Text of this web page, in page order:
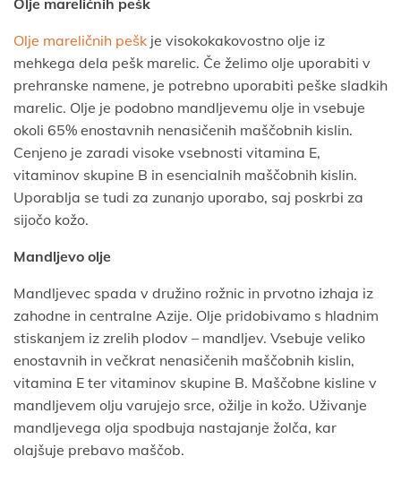
Olje mareličnih pešk
Olje mareličnih pešk je visokokakovostno olje iz
mehkega dela pešk marelic. Če želimo olje uporabiti v
prehranske namene, je potrebno uporabiti peške sladkih
marelic. Olje je podobno mandljevemu olje in vsebuje
okoli 65% enostavnih nenasičenih maščobnih kislin.
Cenjeno je zaradi visoke vsebnosti vitamina E,
vitaminov skupine B in esencialnih maščobnih kislin.
Uporablja se tudi za zunanjo uporabo, saj poskrbi za
sijočo kožo.
Mandljevo olje
Mandljevec spada v družino rožnic in prvotno izhaja iz
zahodne in centralne Azije. Olje pridobivamo s hladnim
stiskanjem iz zrelih plodov – mandljev. Vsebuje veliko
enostavnih in večkrat nenasičenih maščobnih kislin,
vitamina E ter vitaminov skupine B. Maščobne kisline v
mandljevem olju varujejo srce, ožilje in kožo. Uživanje
mandljevega olja spodbuja nastajanje žolča, kar
olajšuje prebavo maščob.